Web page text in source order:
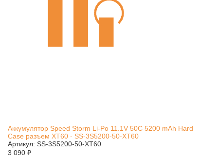
Аккумулятор Speed Storm Li-Po 11.1V 50C 5200 mAh Hard
Case разъем XT60 - SS-3S5200-50-XT60
Артикул: SS-3S5200-50-XT60
3 090 ₽